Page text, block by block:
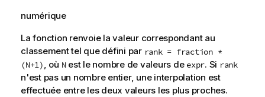
e
l
numérique
La fonction renvoie la valeur correspondant au
classement tel que défini par rank = fraction *
(N+1), où Nest le nombre de valeurs de expr. Si rank
n'est pas un nombre entier, une interpolation est
effectuée entre les deux valeurs les plus proches.